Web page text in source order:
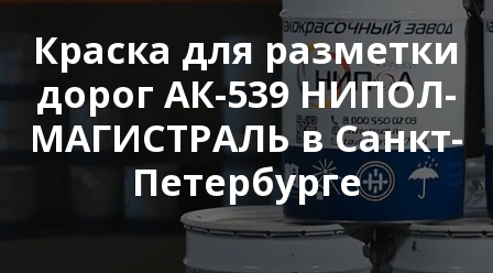
Краска для разметки
дорог АК-539 НИПОЛ-
МАГИСТРАЛЬ в Санкт-
Петербурге